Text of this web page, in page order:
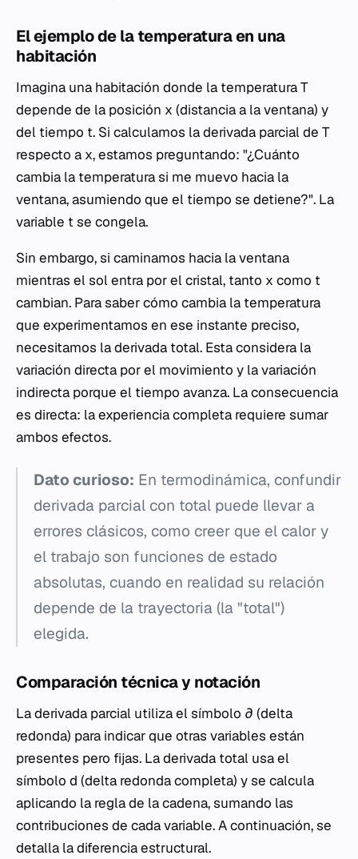
El ejemplo de la temperatura en una
habitación
Imagina una habitación donde la temperaturaT
depende de la posición x (distancia a la ventana) y
del tiempo t. Si calculamos la derivada parcial de T
respecto a x, estamos preguntando: "¿Cuánto
cambia la temperatura si me muevo hacia la
ventana, asumiendo que el tiempo se detiene?". La
variable t se congela.
Sin embargo, si caminamos hacia la ventana
mientras el sol entra por el cristal, tanto x como t
cambian. Para saber cómo cambia la temperatura
que experimentamos en ese instante preciso,
necesitamos la derivada total. Esta considera la
variación directa por el movimiento y la variación
indirecta porque el tiempo avanza. La consecuencia
es directa: la experiencia completa requiere sumar
ambos efectos.
Dato curioso: En termodinámica, confundir
derivada parcial con total puede llevar a
errores clásicos, como creer que el calor y
el trabajo son funciones de estado
absolutas, cuando en realidad su relación
depende de la trayectoria (la "total")
elegida.
Comparación técnica y notación
La derivada parcial utiliza el símbolo ∂ (delta
redonda) para indicar que otras variables están
presentes pero fijas. La derivada total usa el
símbolo d (delta redonda completa) y se calcula
aplicando la regla de la cadena, sumando las
contribuciones de cada variable. A continuación, se
detalla la diferencia estructural.